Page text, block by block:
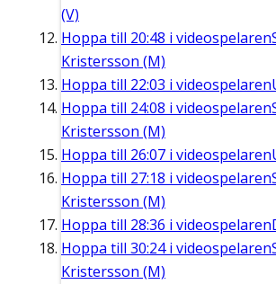
(V)
Hoppa till 20:48 i videospelaren
Kristersson (M)
Hoppa till 22:03 i videospelaren
Hoppa till 24:08 i videospelaren
Kristersson (M)
Hoppa till 26:07 i videospelaren
Hoppa till 27:18 i videospelaren
Kristersson (M)
Hoppa till 28:36 i videospelaren
Hoppa till 30:24i videospelaren
Kristersson (M)